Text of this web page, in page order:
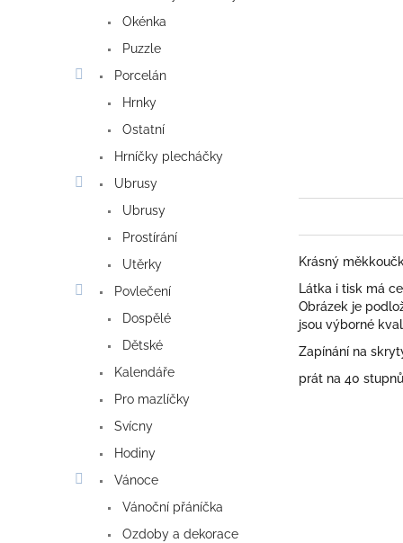
Okénka
Puzzle
Porcelán
Hrnky
Ostatní
Hrníčky plecháčky
Ubrusy
Ubrusy
Prostírání
Utěrky
Povlečení
Dospělé
Dětské
Kalendáře
Pro mazlíčky
Svícny
Hodiny
Vánoce
Vánoční přáníčka
Ozdoby a dekorace
Krásný
Látka i tisk má
Obrázek je
jsou výborné
Zapínání na
prát na 40